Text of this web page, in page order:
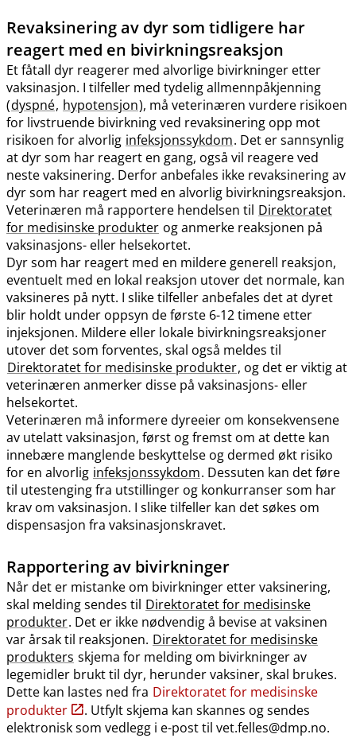
Revaksinering av dyr som tidligere har
reagert med en bivirkningsreaksjon
Et fåtall dyr reagerer med alvorlige bivirkninger etter
vaksinasjon. I tilfeller med tydelig allmennpåkjenning
(dyspné, hypotensjon), må veterinæren vurdere risikoen
for livstruende bivirkning ved revaksinering opp mot
risikoen for alvorlig infeksjonssykdom. Det er sannsynlig
at dyr som har reagert en gang, også vil reagere ved
neste vaksinering. Derfor anbefales ikke revaksinering av
dyr som har reagert med en alvorlig bivirkningsreaksjon.
Veterinæren må rapportere hendelsen til Direktoratet
for medisinske produkter og anmerke reaksjonen på
vaksinasjons- eller helsekortet.
Dyr som har reagert med en mildere generell reaksjon,
eventuelt med en lokal reaksjon utover det normale, kan
vaksineres på nytt. I slike tilfeller anbefales det at dyret
blir holdt under oppsyn de første 6-12 timene etter
injeksjonen. Mildere eller lokale bivirkningsreaksjoner
utover det som forventes, skal også meldes til
Direktoratet for medisinske produkter, og det er viktig at
veterinæren anmerker disse på vaksinasjons- eller
helsekortet.
Veterinæren må informere dyreeier om konsekvensene
av utelatt vaksinasjon, først og fremst om at dette kan
innebære manglende beskyttelse og dermed økt risiko
for en alvorlig infeksjonssykdom. Dessuten kan det føre
til utestenging fra utstillinger og konkurranser som har
krav om vaksinasjon. I slike tilfeller kan det søkes om
dispensasjon fra vaksinasjonskravet.
Rapportering av bivirkninger
Når det er mistanke om bivirkninger etter vaksinering,
skal melding sendes til Direktoratet for medisinske
produkter. Det er ikke nødvendig å bevise at vaksinen
var årsak til reaksjonen. Direktoratet for medisinske
produkters skjema for melding om bivirkninger av
legemidler brukt til dyr, herunder vaksiner, skal brukes.
Dette kan lastes ned fra Direktoratet for medisinske
produkter
. Utfylt skjema kan skannes og sendes
elektronisk som vedlegg i e-post til vet.felles@dmp.no.